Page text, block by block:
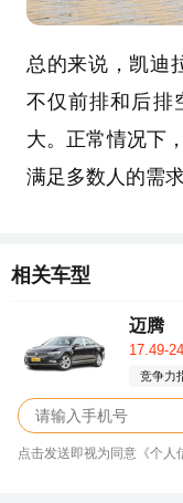
总的来说，凯迪
不仅前排和后排
大。正常情况下
满足多数人的需求
相关车型
迈腾
17.49-
竞争力
点击发送即视为同意《个人